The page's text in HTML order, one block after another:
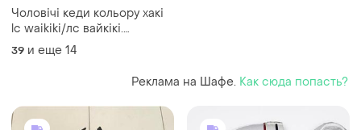
Чоловічі кеди кольору хакі
lc waikiki/лс вайкікі.
фірмова туреччина
39 и еще 14
Реклама на Шафе. Как сюда попасть?